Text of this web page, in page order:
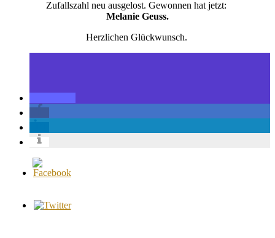
Zufallszahl neu ausgelost. Gewonnen hat jetzt:
Melanie Geuss.
Herzlichen Glückwunsch.